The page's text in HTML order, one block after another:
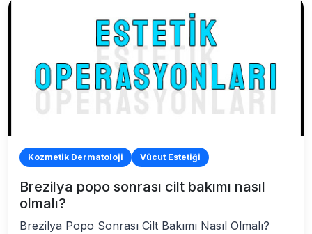
Kozmetik Dermatoloji Vücut Estetiği
Brezilya popo sonrası cilt bakımı nasıl
olmalı?
Brezilya Popo Sonrası Cilt Bakımı Nasıl Olmalı?